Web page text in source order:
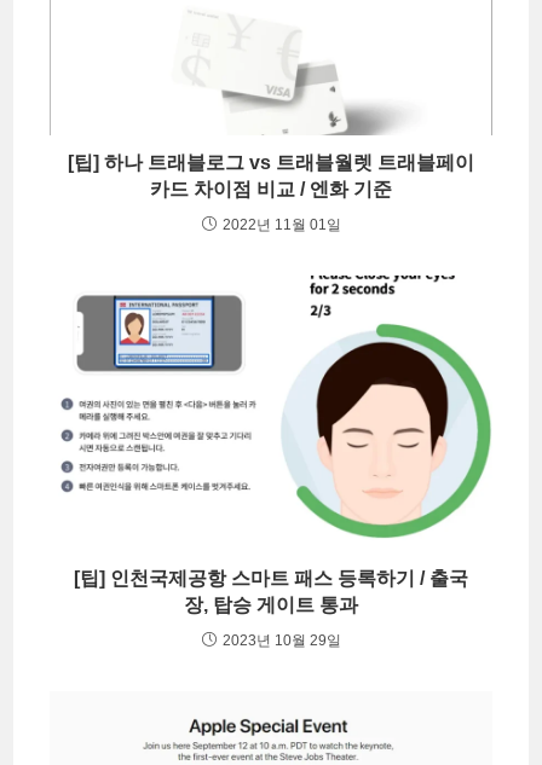
[팁] 하나 트래블로그 vs 트래블월렛 트래블페이
카드 차이점 비교 / 엔화 기준
2022년 11월 01일
[팁] 인천국제공항 스마트 패스 등록하기 / 출국
장, 탑승 게이트 통과
2023년 10월 29일